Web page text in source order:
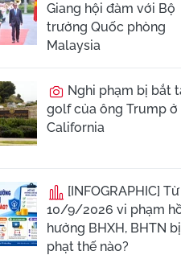
Giang hội đàm với Bộ
trưởng Quốc phòng
Malaysia
Nghi phạm bị bắt
golf của ông Trump ở
California
[INFOGRAPHIC] Từ
10/9/2026 vi phạm
hưởng BHXH, BHTN
phạt thế nào?